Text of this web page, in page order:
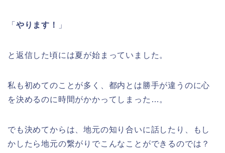
「 やります！ 」
と返信した頃には夏が始まっていました。
私も初めてのことが多く、都内とは勝手が違うのに心
を決めるのに時間がかかってしまった…。
でも決めてからは、地元の知り合いに話したり、もし
かしたら地元の繋がりでこんなことができるのでは？